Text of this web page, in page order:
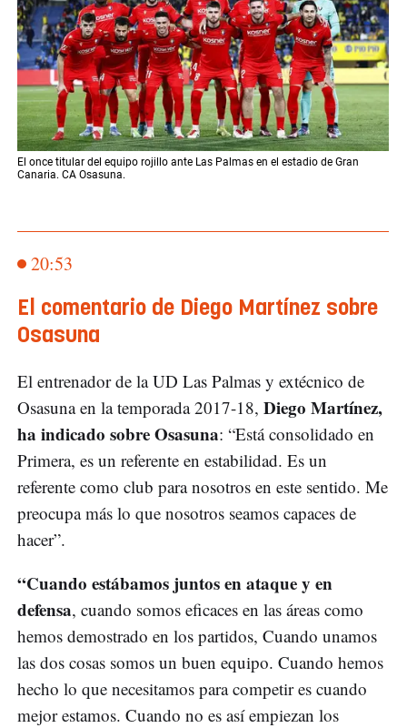
El once titular del equipo rojillo ante Las Palmas en el estadio de Gran
Canaria. CA Osasuna.
20:53
El comentario de Diego Martínez sobre
Osasuna
El entrenador de la UD Las Palmas y extécnico de
Osasuna en la temporada 2017-18, Diego Martínez,
ha indicado sobre Osasuna: “Está consolidado en
Primera, es un referente en estabilidad. Es un
referente como club para nosotros en este sentido. Me
preocupa más lo que nosotros seamos capaces de
hacer”.
“Cuando estábamos juntos en ataque y en
defensa, cuando somos eficaces en las áreas como
hemos demostrado en los partidos, Cuando unamos
las dos cosas somos un buen equipo. Cuando hemos
hecho lo que necesitamos para competir es cuando
mejor estamos. Cuando no es así empiezan los